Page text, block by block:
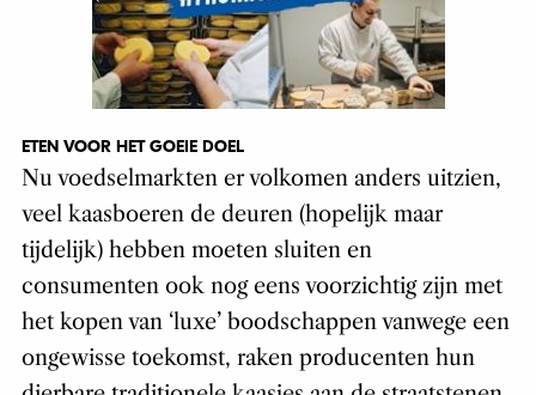
ETEN VOOR HET GOEIE DOEL
Nu voedselmarkten er volkomen anders uitzien,
veel kaasboeren de deuren (hopelijk maar
tijdelijk) hebben moeten sluiten en
consumenten ook nog eens voorzichtig zijn met
het kopen van ‘luxe’ boodschappen vanwege een
ongewisse toekomst, raken producenten hun